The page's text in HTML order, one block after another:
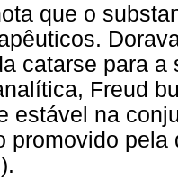
que o
catarse para
Freud
estável na
promovido